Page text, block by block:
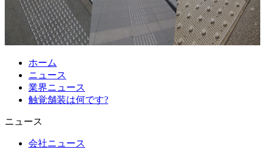
ホーム
ニュース
業界ニュース
触覚舗装は何です?
ニュース
会社ニュース